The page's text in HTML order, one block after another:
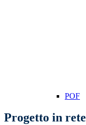
POF
Progetto in